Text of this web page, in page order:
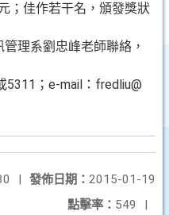
；佳作若干名，頒發獎狀
理系劉忠峰老師聯絡，
5311；e-mail：fredliu@
發佈日期： 2015-01-19
|
點擊率： 549 |